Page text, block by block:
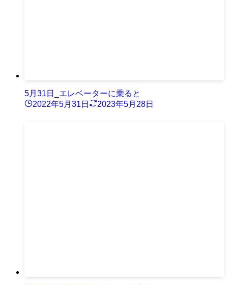
5月31日_エレベーターに乗ると
2022年5月31日
2023年5月28日